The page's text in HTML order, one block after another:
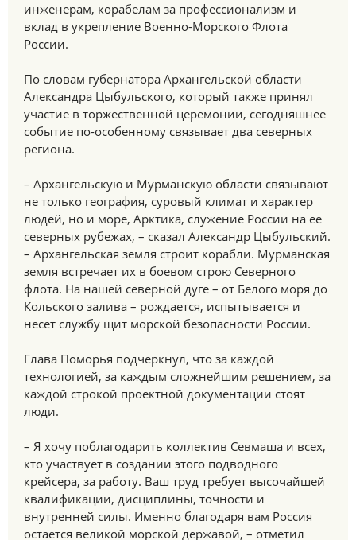
инженерам, корабелам за профессионализм и
вклад в укрепление Военно-Морского Флота
России.
По словам губернатора Архангельской области
Александра Цыбульского, который также принял
участие в торжественной церемонии, сегодняшнее
событие по-особенному связывает два северных
региона.
– Архангельскую и Мурманскую области связывают
не только география, суровый климат и характер
людей, но и море, Арктика, служение России на ее
северных рубежах, – сказал Александр Цыбульский.
– Архангельская земля строит корабли. Мурманская
земля встречает их в боевом строю Северного
флота. На нашей северной дуге – от Белого моря до
Кольского залива – рождается, испытывается и
несет службу щит морской безопасности России.
Глава Поморья подчеркнул, что за каждой
технологией, за каждым сложнейшим решением, за
каждой строкой проектной документации стоят
люди.
– Я хочу поблагодарить коллектив Севмаша и всех,
кто участвует в создании этого подводного
крейсера, за работу. Ваш труд требует высочайшей
квалификации, дисциплины, точности и
внутренней силы. Именно благодаря вам Россия
остается великой морской державой, – отметил